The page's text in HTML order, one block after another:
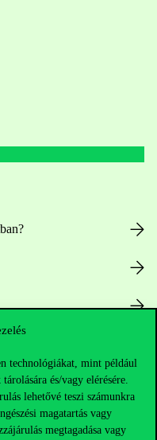
technológiákat, mint például
és/vagy elérésére.
lehetővé teszi számunkra
magatartás vagy
megtagadása vagy